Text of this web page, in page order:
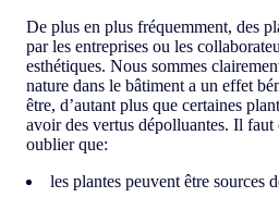
De plus en plus fréquemment, des
par les entreprises ou les
esthétiques. Nous sommes
nature dans le bâtiment a un effet
être, d’autant plus que certaines
avoir des vertus dépolluantes. Il faut
oublier que:
les plantes peuvent être sources